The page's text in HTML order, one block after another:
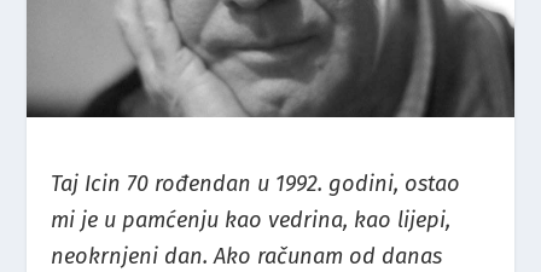
Taj Icin 70 rođendan u 1992. godini, ostao
mi je u pamćenju kao vedrina, kao lijepi,
neokrnjeni dan. Ako računam od danas